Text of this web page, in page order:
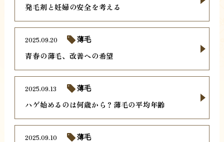
発毛剤と妊婦の安全を考える
青春の薄毛、改善への希望
2025.09.20 薄毛
ハゲ始めるのは何歳から？薄毛の平均年齢
2025.09.13 薄毛
2025.09.10 薄毛